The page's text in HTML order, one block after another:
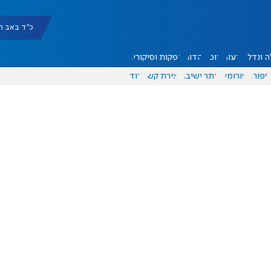
כ"ד באב תשפ"ו
ונדל"ן דעות אוכל יהדות הפקות וסיקורים
ספורט פורומים אתר ישיבה יצירת קשר עוד